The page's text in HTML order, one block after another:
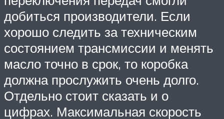
добиться производители. Если
хорошо следить за техническим
состоянием трансмиссии и менять
масло точно в срок, то коробка
должна прослужить очень долго.
Отдельно стоит сказать и о
цифрах. Максимальная скорость